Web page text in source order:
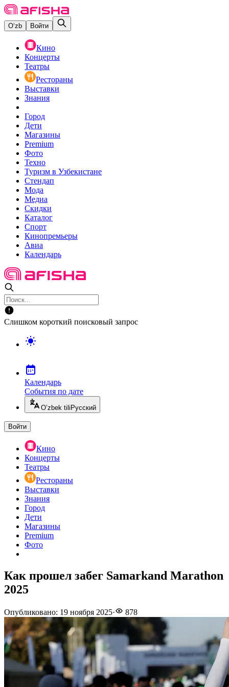
O‘zb Войти
Кино
Концерты
Театры
Рестораны
Выставки
Знания
Город
Дети
Магазины
Premium
Фото
Техно
Туризм в Узбекистане
Стендап
Мода
Медиа
Скидки
Каталог
Спорт
Кинопремьеры
Авиа
Календарь
Слишком короткий поисковый запрос
Календарь
События по дате
O’zbek tili Русский
Войти
Кино
Концерты
Театры
Рестораны
Выставки
Знания
Город
Дети
Магазины
Premium
Фото
Как прошел забег Samarkand Marathon
2025
Опубликовано: 19 ноября 2025· 878